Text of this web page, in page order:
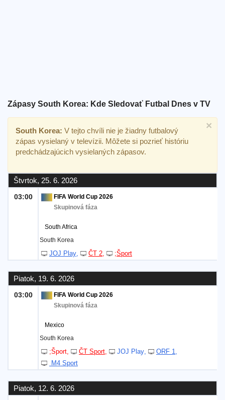
Zápasy South Korea: Kde Sledovať Futbal Dnes v TV
×
South Korea: V tejto chvíli nie je žiadny futbalový
zápas vysielaný v televízii. Môžete si pozrieť históriu
predchádzajúcich vysielaných zápasov.
Štvrtok, 25. 6. 2026
03:00
FIFA World Cup 2026
Skupinová fáza
South Africa
South Korea
JOJ Play ČT 2 ;Šport
Piatok, 19. 6. 2026
03:00
FIFA World Cup 2026
Skupinová fáza
Mexico
South Korea
;Šport ČT Sport JOJ Play
ORF 1
M4 Sport
Piatok, 12. 6. 2026